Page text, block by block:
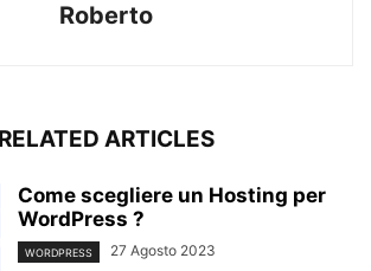
Roberto
RELATED ARTICLES
Come scegliere un Hosting per
WordPress ?
WORDPRESS 27 Agosto 2023